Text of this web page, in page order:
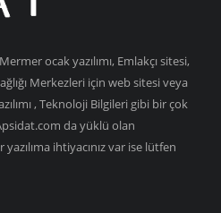
ocak yazılımı, Emlakçı sitesi,
Merkezleri için web sitesi veya
, Teknoloji Bilgileri gibi bir çok
da yüklü olan
yazılıma ihtiyacınız var ise lütfen